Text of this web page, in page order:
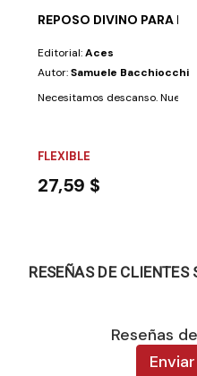
REPOSO DIVINO PARA
Editorial:Aces
Autor:Samuele Bacchiocchi
Necesitamos descanso.
FLEXIBLE
27,59 $
RESEÑAS DE CLIENTES
Reseñas